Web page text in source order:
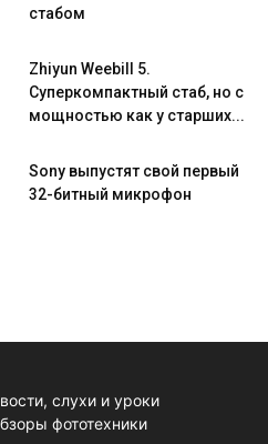
стабом
Zhiyun Weebill 5.
Cуперкомпактный стаб, но с
мощностью как у старших...
Sony выпустят свой первый
32-битный микрофон